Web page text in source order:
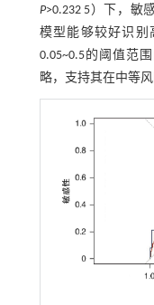
P>0.232 5）下，敏
模型能够较好识别
0.05~0.5的阈值范
略，支持其在中等